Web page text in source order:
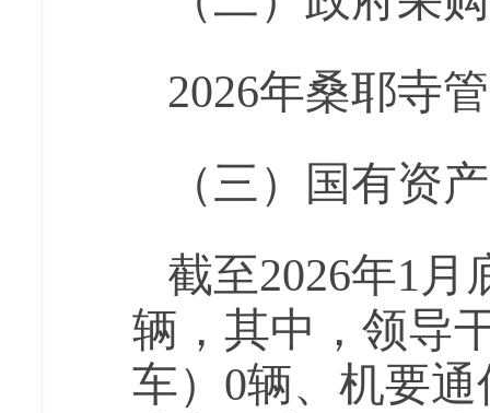
2026年桑耶寺
（三）国有资
截至2026年1月
辆，其中，领导
车）0辆、机要